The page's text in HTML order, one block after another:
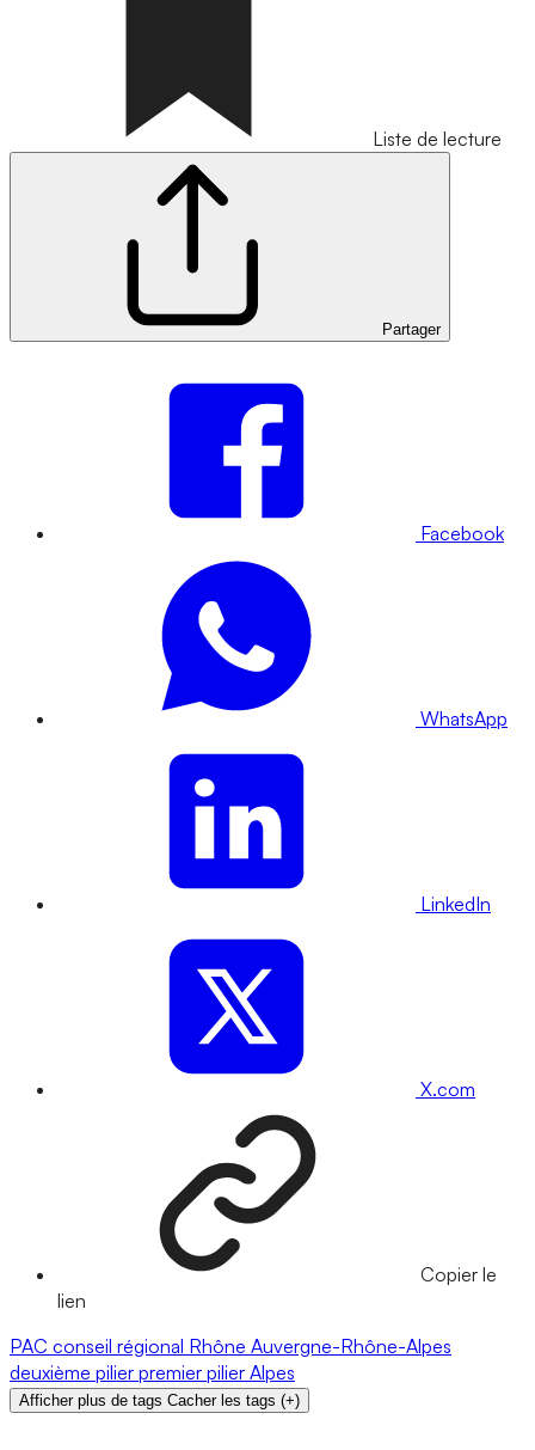
Liste de lecture
Partager
Facebook
WhatsApp
LinkedIn
X.com
Copier le
lien
PAC conseil régional Rhône Auvergne-Rhône-Alpes
deuxième pilier premier pilier Alpes
Afficher plus de tags Cacher les tags (+)